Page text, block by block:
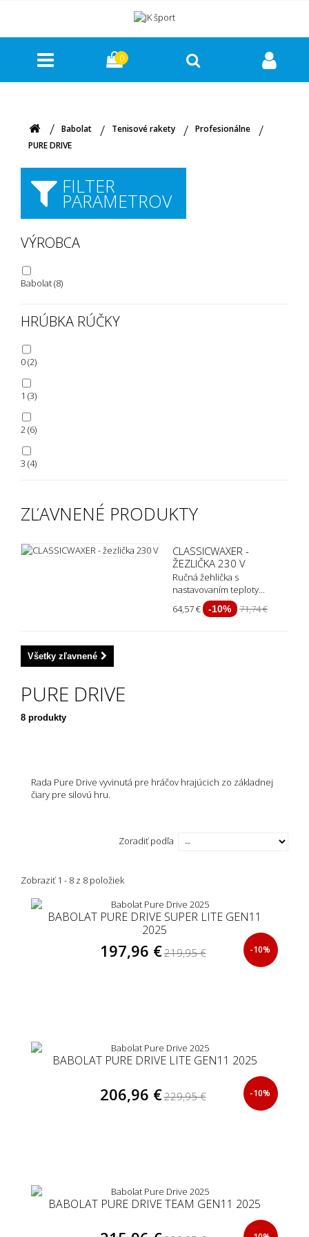
0
Babolat Tenisové rakety
Profesionálne
PURE DRIVE
FILTER
PARAMETROV
VÝROBCA
Babolat(8)
HRÚBKA RÚČKY
0(2)
1 (3)
2(6)
3 (4)
ZĽAVNENÉ PRODUKTY
CLASSICWAXER -
ŽEZLIČKA 230 V
Ručná žehlička s
nastavovaním teploty...
64,57 €
-10% 71,74 €
Všetky zľavnené
PURE DRIVE
8 produkty
Rada Pure Drive vyvinutá pre hráčov hrajúcich zo základnej
čiary pre silovú hru.
Zoradiť podľa
Zobraziť 1 - 8 z 8 položiek
BABOLAT PURE DRIVE SUPER LITE GEN11
2025
197,96 €219,95 € -10%
BABOLAT PURE DRIVE LITE GEN11 2025
206,96 €229,95 € -10%
BABOLAT PURE DRIVE TEAM GEN11 2025